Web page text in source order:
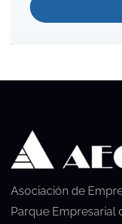
Asociación de
Parque Empresarial